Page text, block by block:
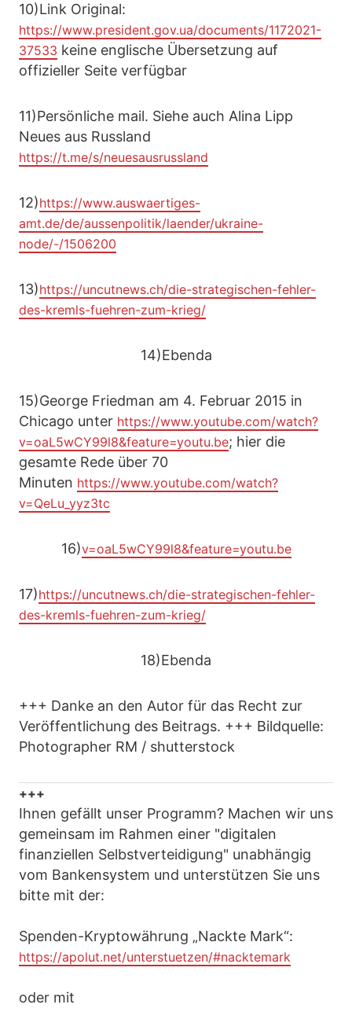
10)Link Original:
https://www.president.gov.ua/documents/1172021-
37533 keine englische Übersetzung auf
offizieller Seite verfügbar
11)Persönliche mail. Siehe auch Alina Lipp
Neues aus Russland
https://t.me/s/neuesausrussland
12)https://www.auswaertiges-
amt.de/de/aussenpolitik/laender/ukraine-
node/-/1506200
13)https://uncutnews.ch/die-strategischen-fehler-
des-kremls-fuehren-zum-krieg/
14)Ebenda
15)George Friedman am 4. Februar 2015 in
Chicago unter https://www.youtube.com/watch?
v=oaL5wCY99l8&feature=youtu.be; hier die
gesamte Rede über 70
Minuten https://www.youtube.com/watch?
v=QeLu_yyz3tc
16)v=oaL5wCY99l8&feature=youtu.be
17)https://uncutnews.ch/die-strategischen-fehler-
des-kremls-fuehren-zum-krieg/
18)Ebenda
+++ Danke an den Autor für das Recht zur
Veröffentlichung des Beitrags. +++ Bildquelle:
Photographer RM / shutterstock
+++
Ihnen gefällt unser Programm? Machen wir uns
gemeinsam im Rahmen einer "digitalen
finanziellen Selbstverteidigung" unabhängig
vom Bankensystem und unterstützen Sie uns
bitte mit der:
Spenden-Kryptowährung „Nackte Mark“:
https://apolut.net/unterstuetzen/#nacktemark
oder mit